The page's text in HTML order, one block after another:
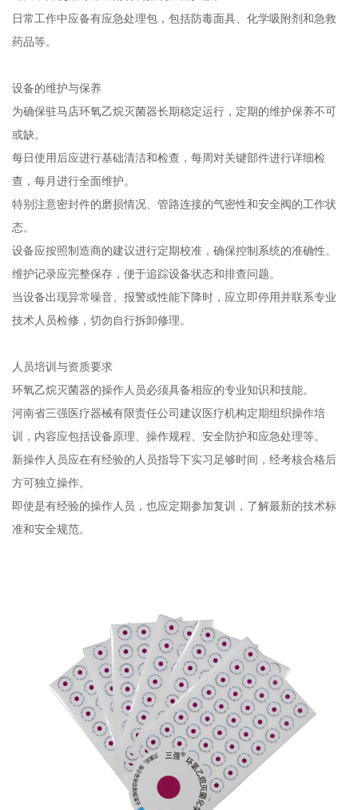
日常工作中应备有应急处理包，包括防毒面具、化学吸附剂和急救
药品等。
设备的维护与保养
为确保驻马店环氧乙烷灭菌器长期稳定运行，定期的维护保养不可
或缺。
每日使用后应进行基础清洁和检查，每周对关键部件进行详细检
查，每月进行全面维护。
特别注意密封件的磨损情况、管路连接的气密性和安全阀的工作状
态。
设备应按照制造商的建议进行定期校准，确保控制系统的准确性。
维护记录应完整保存，便于追踪设备状态和排查问题。
当设备出现异常噪音、报警或性能下降时，应立即停用并联系专业
技术人员检修，切勿自行拆卸修理。
人员培训与资质要求
环氧乙烷灭菌器的操作人员必须具备相应的专业知识和技能。
河南省三强医疗器械有限责任公司建议医疗机构定期组织操作培
训，内容应包括设备原理、操作规程、安全防护和应急处理等。
新操作人员应在有经验的人员指导下实习足够时间，经考核合格后
方可独立操作。
即使是有经验的操作人员，也应定期参加复训，了解最新的技术标
准和安全规范。